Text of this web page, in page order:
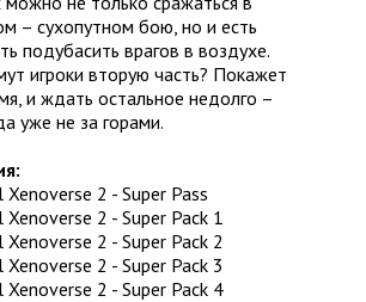
– сухопутном бою, но и есть
подубасить врагов в воздухе.
игроки вторую часть? Покажет
и ждать остальное недолго –
уже не за горами.
2 - Super Pass
2 - Super Pack 1
2 - Super Pack 2
2 - Super Pack 3
2 - Super Pack 4